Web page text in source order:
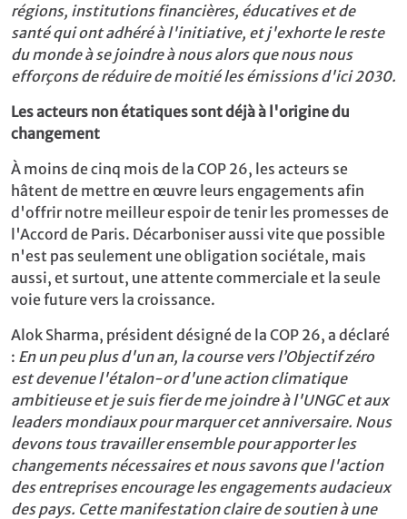
régions, institutions financières, éducatives et de
santé qui ont adhéré à l'initiative, et j'exhorte le reste
du monde à se joindre à nous alors que nous nous
efforçons de réduire de moitié les émissions d'ici 2030.
Les acteurs non étatiques sont déjà à l'origine du
changement
À moins de cinq mois de la COP 26, les acteurs se
hâtent de mettre en œuvre leurs engagements afin
d'offrir notre meilleur espoir de tenir les promesses de
l'Accord de Paris. Décarboniser aussi vite que possible
n'est pas seulement une obligation sociétale, mais
aussi, et surtout, une attente commerciale et la seule
voie future vers la croissance.
Alok Sharma, président désigné de la COP 26, a déclaré
: En un peu plus d'un an, la course vers l’Objectif zéro
est devenue l'étalon-or d'une action climatique
ambitieuse et je suis fier de me joindre à l'UNGC et aux
leaders mondiaux pour marquer cet anniversaire. Nous
devons tous travailler ensemble pour apporter les
changements nécessaires et nous savons que l'action
des entreprises encourage les engagements audacieux
des pays. Cette manifestation claire de soutien à une